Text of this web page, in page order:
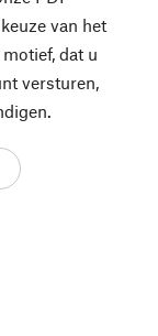
van het
dat u
versturen,